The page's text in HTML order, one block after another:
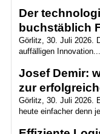
Der
buchstäblich
Görlitz, 30. Juli 2026.
auffälligen Innovation...
Josef Demir:
zur
Görlitz, 30. Juli 2026.
heute einfacher denn